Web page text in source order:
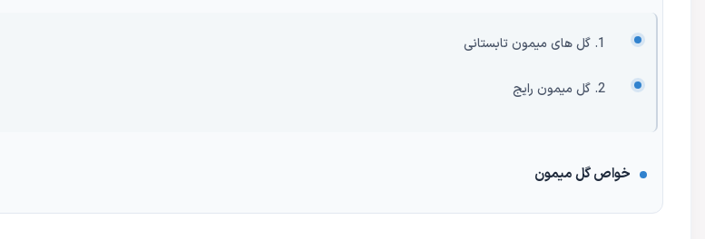
1. گل های میمون تابستانی
2. گل میمون رایج
خواص گل میمون